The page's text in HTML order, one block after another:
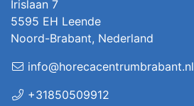
Irislaan 7
5595 EH Leende
Noord-Brabant, Nederland
info@horecacentrumbrabant.nl
+31850509912